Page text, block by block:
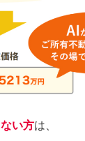
い方は、